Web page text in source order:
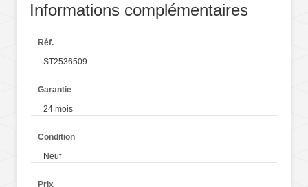
Informations complémentaires
Réf.
ST2536509
Garantie
24 mois
Condition
Neuf
Prix